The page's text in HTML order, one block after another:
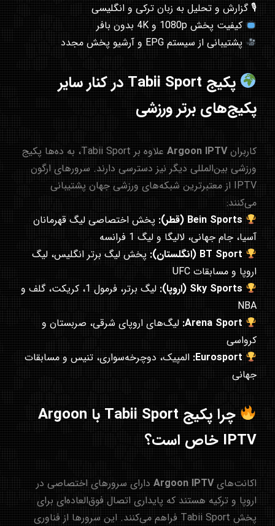
🎙 گزارش و تحلیل به زبان ترکی و انگلیسی
کیفیت پخش 1080p و 4K بدون بافر
پشتیبانی از سیستم EPG و آرشیو پخش مجدد
پکیج Tabii Sport در کنار سایر
پکیج‌های برتر ورزشی
کاربرانArgoon IPTV
علاوه بر Tabii Sport، به ده‌ها پکیج
ورزشی بین‌المللی دیگر نیز دسترسی دارند. سرورهای ارگون
IPTV از معتبرترین شبکه‌های ورزشی جهان پشتیبانی
می‌کنند:
Bein Sports (قطر):
پخش اختصاصی لیگ قهرمانان
آسیا، جام جهانی، لالیگا و لیگ 1 فرانسه
BT Sport (انگلستان):
پخش لیگ برتر انگلیس، لیگ
اروپا و مسابقات UFC
Sky Sports (اروپا):
لیگ برتر، فرمول 1، کریکت، گلف و
NBA
Arena Sport: لیگ‌های اروپای شرقی، صربستان و
کرواسی
Eurosport: المپیک، دوچرخه‌سواری، تنیس و مسابقات
جهانی
چرا پکیج Tabii Sport با Argoon
IPTV خاص است؟
اکانت‌هایArgoon IPTV دارای سرورهای اختصاصی در
اروپا و ترکیه هستند که پایداری اتصال فوق‌العاده‌ای برای
پخش Tabii Sport فراهم می‌کنند. این سرورها از فناوری